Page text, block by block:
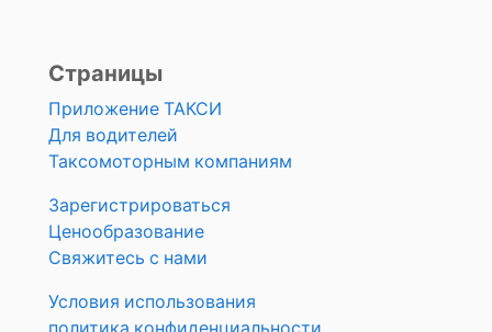
Страницы
Приложение ТАКСИ
Для водителей
Таксомоторным компаниям
Зарегистрироваться
Ценообразование
Свяжитесь с нами
Условия использования